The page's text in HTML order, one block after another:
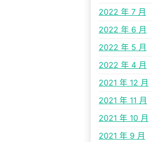
2022 年 7 月
2022 年 6 月
2022 年 5 月
2022 年 4 月
2021 年 12 月
2021 年 11 月
2021 年 10 月
2021 年 9 月